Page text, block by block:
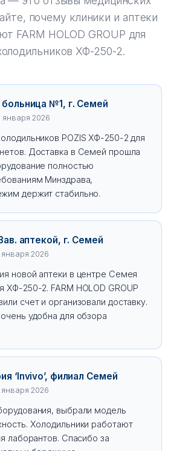
почему клиники и аптеки
FARM HOLOD GROUP для
ХФ-250-2.
№1, г. Семей
января 2026
POZIS ХФ-250-2 для
Доставка в Семей прошла
полностью
Минздрава,
держит стабильно.
аптекой, г. Семей
января 2026
новой аптеки в центре Семея
ХФ-250-2. FARM HOLOD GROUP
счет и организовали доставку.
удобна для обзора
‘Invivo’, филиал Семей
января 2026
выбрали модель
Холодильники работают
лаборантов. Спасибо за